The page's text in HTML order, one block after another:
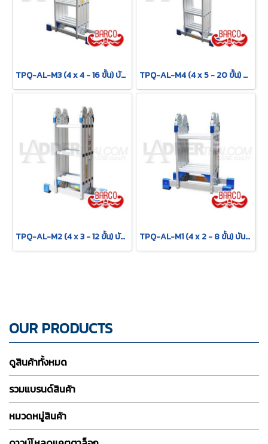
TPQ-AL-M3 (4 x 4 - 16 ขั้น) บันไดอเนกประสงค์อลูมิเนียม กาง พาด ทรง M "รุ่นข้อใหญ่" รุ่น M3 ขนาด 4 x 4 (16 ขั้น) BARCO TPQ-AL-M4 (4 x 5 - 20 ขั้น) บันไดอเนกประสงค์อลูมิเนียม กาง พาด ทรง M "รุ่นข้อใหญ่" รุ่น M4 ขนาด 4 x 5 (20 ขั้น) BARCO
TPQ-AL-M2 (4 x 3 - 12 ขั้น) บันไดอเนกประสงค์อลูมิเนียม กาง พาด ทรง M "รุ่นข้อใหญ่" รุ่น M2 ขนาด 4 x 3 (12 ขั้น) BARCO TPQ-AL-M1 (4 x 2 - 8 ขั้น) บันไดอเนกประสงค์อลูมิเนียม กาง พาด ทรง M "รุ่นข้อใหญ่" รุ่น M1 ขนาด 4 x 2 (8 ขั้น) BARCO
OUR PRODUCTS
ดูสินค้าทั้งหมด
รวมแบรนด์สินค้า
หมวดหมู่สินค้า